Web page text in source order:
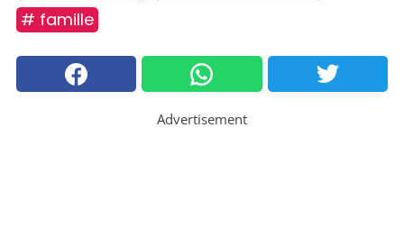
# famille
Advertisement